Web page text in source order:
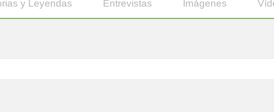
y Leyendas Entrevistas Imágenes